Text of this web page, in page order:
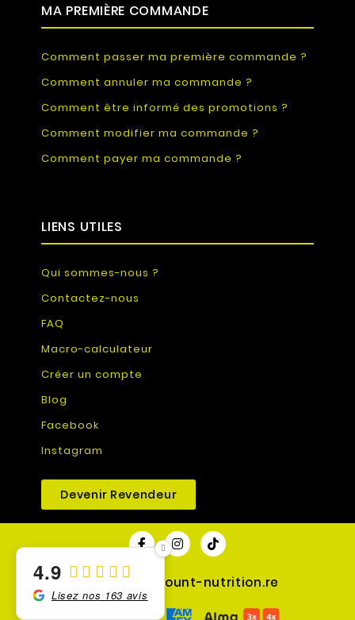
4.9
Lisez nos 163 avis
MA PREMIÈRE COMMANDE
Comment passer ma première commande ?
Comment annuler ma commande ?
Comment être informé des promotions ?
Comment modifier ma commande ?
Comment payer ma commande ?
LIENS UTILES
Qui sommes-nous ?
Contactez-nous
FAQ
Macro-calculateur
Créer un compte
Blog
Facebook
Instagram
Devenir Revendeur
© 2026 - discount-nutrition.re